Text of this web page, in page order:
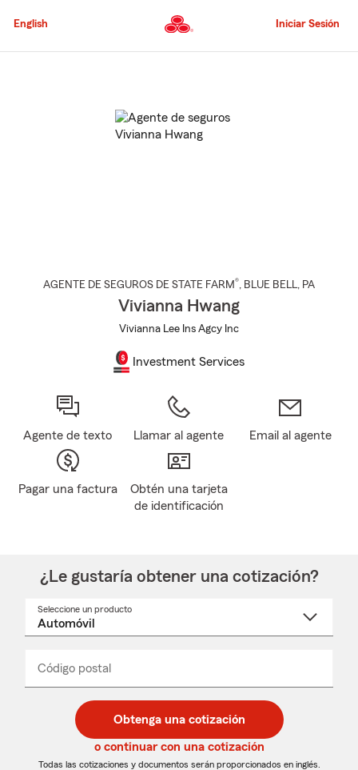
al
principal
English Iniciar Sesión
AGENTE DE SEGUROS DE STATE FARM®, BLUE BELL, PA
Vivianna Hwang
Vivianna Lee Ins Agcy Inc
Investment Services
Agente de texto Llamar al agente Email al agente
Pagar una factura
Obtén una tarjeta
de identificación
¿Le gustaría obtener una cotización?
Seleccione un producto
desplegable
Código postal
de
5
dígitos
de
5
dígitos
_____
Obtenga una cotización
o continuar con una cotización
Todas las cotizaciones y documentos serán proporcionados en inglés.